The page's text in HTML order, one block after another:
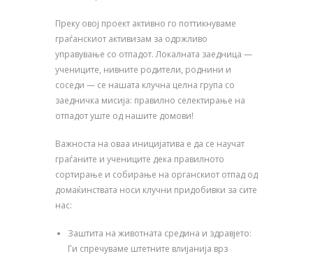
Преку овој проект активно го поттикнуваме
граѓанскиот активизам за одржливо
управување со отпадот. Локалната заедница —
учениците, нивните родители, роднини и
соседи — се нашата клучна целна група со
заедничка мисија: правилно селектирање на
отпадот уште од нашите домови!
Важноста на оваа иницијатива е да се научат
граѓаните и учениците дека правилното
сортирање и собирање на органскиот отпад од
домаќинствата носи клучни придобивки за сите
нас:
Заштита на животната средина и здравјето:
Ги спречуваме штетните влијанија врз